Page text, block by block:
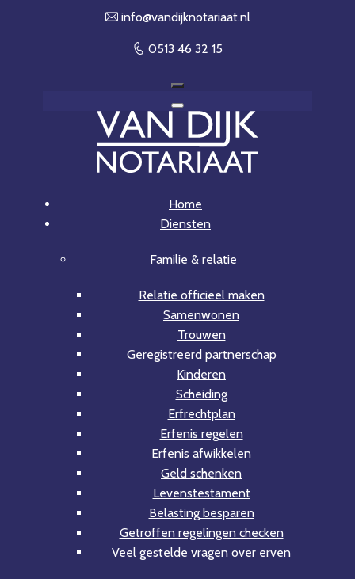
info@van​dijknotariaat.nl
0513 46 32 15
Home
Diensten
Familie & relatie
Relatie officieel maken
Samenwonen
Trouwen
Geregistreerd partnerschap
Kinderen
Scheiding
Erfrechtplan
Erfenis regelen
Erfenis afwikkelen
Geld schenken
Levenstestament
Belasting besparen
Getroffen regelingen checken
Veel gestelde vragen over erven